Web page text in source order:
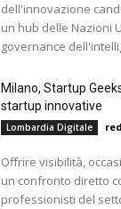
dell'innovazione
un hub delle Nazioni
governance
Milano, Startup
startup innovative
Lombardia Digitale
Offrire visibilità,
un confronto diretto
professionisti del